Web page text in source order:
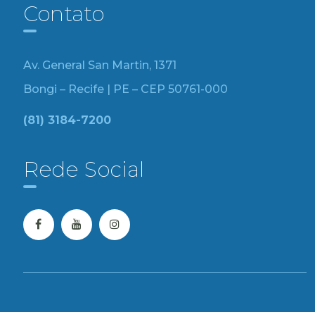
Contato
Av. General San Martin, 1371
Bongi – Recife | PE – CEP 50761-000
(81) 3184-7200
Rede Social